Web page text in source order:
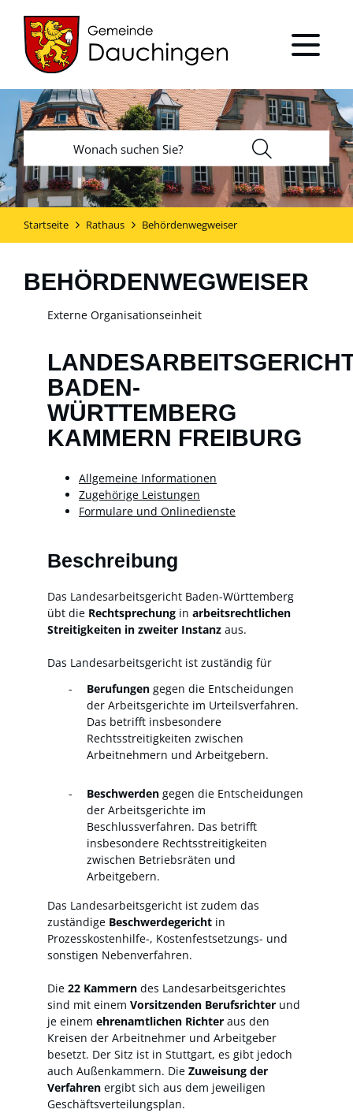
Startseite Rathaus Behördenwegweiser
BEHÖRDENWEGWEISER
Externe Organisationseinheit
BADEN-
WÜRTTEMBERG
KAMMERN FREIBURG
Allgemeine Informationen
Zugehörige Leistungen
Formulare und Onlinedienste
Beschreibung
Das Landesarbeitsgericht Baden-Württemberg
übt die Rechtsprechung in arbeitsrechtlichen
Streitigkeiten in zweiter Instanz aus.
Das Landesarbeitsgericht ist zuständig für
Berufungen gegen die Entscheidungen
der Arbeitsgerichte im Urteilsverfahren.
Das betrifft insbesondere
Rechtsstreitigkeiten zwischen
Arbeitnehmern und Arbeitgebern.
Beschwerden gegen die Entscheidungen
der Arbeitsgerichte im
Beschlussverfahren. Das betrifft
insbesondere Rechtsstreitigkeiten
zwischen Betriebsräten und
Arbeitgebern.
Das Landesarbeitsgericht ist zudem das
zuständige Beschwerdegericht in
Prozesskostenhilfe-, Kostenfestsetzungs- und
sonstigen Nebenverfahren.
Die 22 Kammern des Landesarbeitsgerichtes
sind mit einem Vorsitzenden Berufsrichter und
je einem ehrenamtlichen Richter aus den
Kreisen der Arbeitnehmer und Arbeitgeber
besetzt. Der Sitz ist in Stuttgart, es gibt jedoch
auch Außenkammern. Die Zuweisung der
Verfahren ergibt sich aus dem jeweiligen
Geschäftsverteilungsplan.